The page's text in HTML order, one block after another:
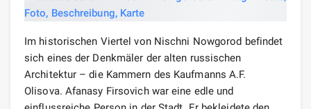
Im historischen Viertel von Nischni Nowgorod befindet
sich eines der Denkmäler der alten russischen
Architektur – die Kammern des Kaufmanns A.F.
Olisova. Afanasy Firsovich war eine edle und